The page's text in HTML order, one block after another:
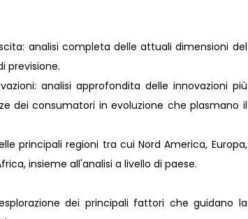
analisi completa delle attuali dimensioni del
previsione.
analisi approfondita delle innovazioni più
dei consumatori in evoluzione che plasmano il
principali regioni tra cui Nord America, Europa,
insieme all'analisi a livello di paese.
dei principali fattori che guidano la